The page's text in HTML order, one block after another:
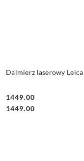
Dalmierz laserowy Leica
Cena:
1449.00
Cena:
1449.00